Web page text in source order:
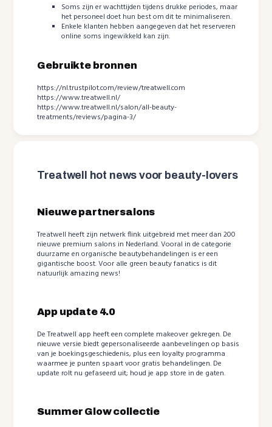
Soms zijn er wachttijden tijdens drukke periodes, maar
het personeel doet hun best om dit te minimaliseren.
Enkele klanten hebben aangegeven dat het reserveren
online soms ingewikkeld kan zijn.
Gebruikte bronnen
https://nl.trustpilot.com/review/treatwell.com
https://www.treatwell.nl/
https://www.treatwell.nl/salon/all-beauty-
treatments/reviews/pagina-3/
Treatwell hot news voor beauty-lovers
Nieuwe partnersalons
Treatwell heeft zijn netwerk flink uitgebreid met meer dan 200
nieuwe premium salons in Nederland. Vooral in de categorie
duurzame en organische beautybehandelingen is er een
gigantische boost. Voor alle green beauty fanatics is dit
natuurlijk amazing news!
App update 4.0
De Treatwell app heeft een complete makeover gekregen. De
nieuwe versie biedt gepersonaliseerde aanbevelingen op basis
van je boekingsgeschiedenis, plus een loyalty programma
waarmee je punten spaart voor gratis behandelingen. De
update rolt nu gefaseerd uit; houd je app store in de gaten.
Summer Glow collectie